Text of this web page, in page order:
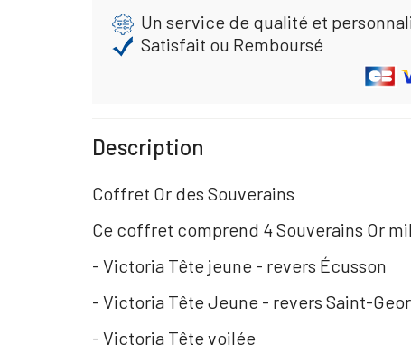
Un service de qualité et
Satisfait ou Remboursé
Description
Coffret Or des Souverains
Ce coffret comprend 4 Souverains Or
- Victoria Tête jeune - revers Écusson
- Victoria Tête Jeune - revers Saint-
- Victoria Tête voilée